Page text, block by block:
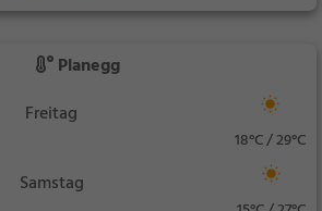
Planegg
Freitag
18°C / 29°C
Samstag